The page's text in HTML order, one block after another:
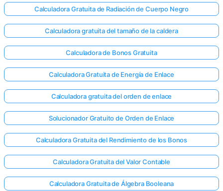
Calculadora Gratuita de Radiación de Cuerpo Negro
Calculadora gratuita del tamaño de la caldera
Calculadora de Bonos Gratuita
Calculadora Gratuita de Energía de Enlace
Calculadora gratuita del orden de enlace
Solucionador Gratuito de Orden de Enlace
Calculadora Gratuita del Rendimiento de los Bonos
Calculadora Gratuita del Valor Contable
Calculadora Gratuita de Álgebra Booleana